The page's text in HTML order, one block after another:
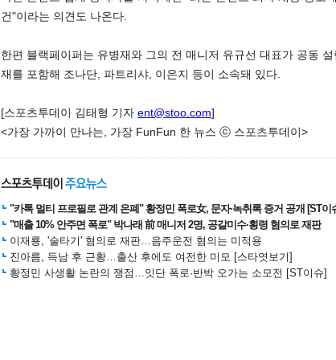
스북 터 공 공유 버블
달기
건"이라는 의견도 나온다.
한편 블랙페이퍼는 유병재와 그의 전 매니저 유규선 대표가 공동
재를 포함해 조나단, 파트리샤, 이은지 등이 소속돼 있다.
[스포츠투데이 김태형 기자 ent@stoo.com]
<가장 가까이 만나는, 가장 FunFun 한 뉴스 ⓒ 스포츠투데이>
"카톡 멀티 프로필로 관계 은폐" 황정민 폭로女, 문자·녹취록 증거 공개 [ST이
"매출 10% 안주면 폭로" 박나래 前 매니저 2명, 공갈미수·횡령 혐의로 재판
이재룡, '술타기' 혐의로 재판…음주운전 혐의는 미적용
진아름, 득남 후 근황…출산 후에도 여전한 미모 [스타엿보기]
황정민 사생활 논란의 쟁점…잇단 폭로·반박 오가는 소모전 [ST이슈]